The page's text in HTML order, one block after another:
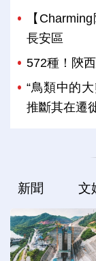
【
長安區
572種！陝
“鳥類中的
推斷其在遷
新聞 文